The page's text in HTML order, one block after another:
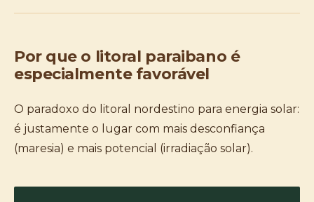
Por que o litoral paraibano é
especialmente favorável
O paradoxo do litoral nordestino para energia solar:
é justamente o lugar com mais desconfiança
(maresia) e mais potencial (irradiação solar).